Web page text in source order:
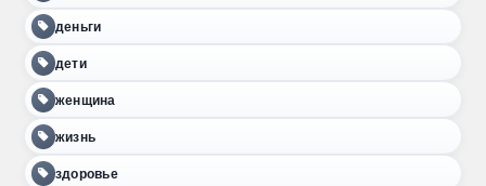
деньги
дети
женщина
жизнь
здоровье